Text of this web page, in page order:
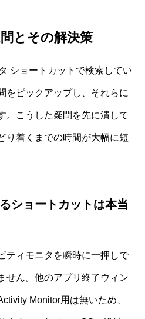
とその解決策
ショートカットで検索してい
をピックアップし、それらに
。こうした疑問を先に潰して
り着くまでの時間が大幅に短
ショートカットは本当
ティモニタを瞬時に一押しで
せん。他のアプリ終了ウィン
Monitor用は無いため、